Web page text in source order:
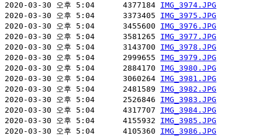
2020-03-30 오후 5:04      4377184 IMG_3974.JPG
2020-03-30 오후 5:04      3373405 IMG_3975.JPG
2020-03-30 오후 5:04      3455600 IMG_3976.JPG
2020-03-30 오후 5:04      3581265 IMG_3977.JPG
2020-03-30 오후 5:04      3143700 IMG_3978.JPG
2020-03-30 오후 5:04      2999655 IMG_3979.JPG
2020-03-30 오후 5:04      2884170 IMG_3980.JPG
2020-03-30 오후 5:04      3060264 IMG_3981.JPG
2020-03-30 오후 5:04      2481589 IMG_3982.JPG
2020-03-30 오후 5:04      2526846 IMG_3983.JPG
2020-03-30 오후 5:04      4317707 IMG_3984.JPG
2020-03-30 오후 5:04      4155932 IMG_3985.JPG
2020-03-30 오후 5:04      4105360 IMG_3986.JPG